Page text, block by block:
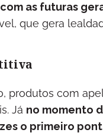
as futuras
que gera
produtos com
Já no momento
o primeiro